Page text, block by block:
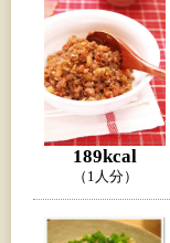
189kcal
（1人分）